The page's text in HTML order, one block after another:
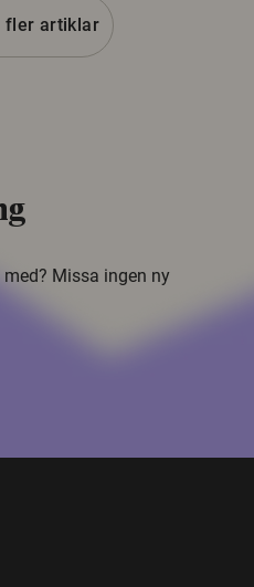
fler artiklar
Missa ingen ny